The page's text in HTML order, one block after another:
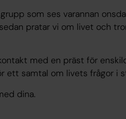
som ses varannan
pratar vi om livet och
med en präst för
ett samtal om livets frågor i
dina.